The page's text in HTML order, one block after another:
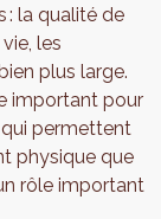
: la qualité de
les
plus large.
important pour
permettent
physique que
rôle important